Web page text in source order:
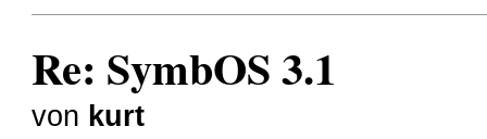
Re: SymbOS 3.1
von kurt